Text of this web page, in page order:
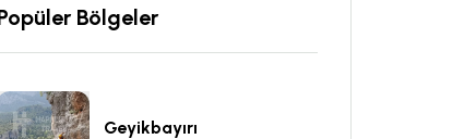
Bölgeler
Geyikbayırı